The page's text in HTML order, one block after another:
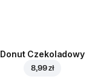
Donut Czekoladowy
8,99 zł